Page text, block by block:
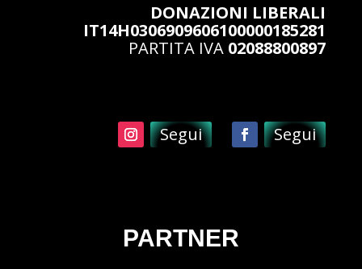
DONAZIONI LIBERALI
IT14H0306909606100000185281
PARTITA IVA 02088800897
Segui Segui
PARTNER